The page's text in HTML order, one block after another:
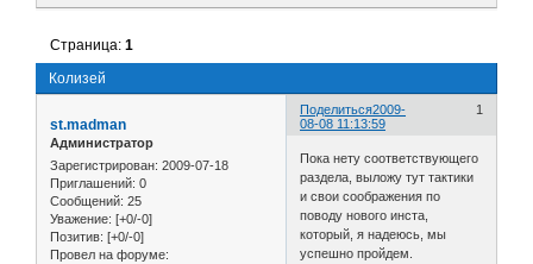
Колизей
Страница:1
Поделиться 1
2009-
08-08 11:13:59
st.madman
Администратор
Зарегистрирован: 2009-07-18
Приглашений: 0
Сообщений: 25
Уважение: [+0/-0]
Позитив: [+0/-0]
Провел на форуме:
Пока нету соответствующего
раздела, выложу тут тактики
и свои соображения по
поводу нового инста,
который, я надеюсь, мы
успешно пройдем.